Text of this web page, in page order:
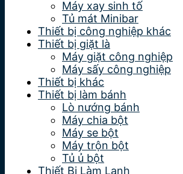
Máy xay sinh tố
Tủ mát Minibar
Thiết bị công nghiệp khác
Thiết bị giặt là
Máy giặt công nghiệp
Máy sấy công nghiệp
Thiết bị khác
Thiết bị làm bánh
Lò nướng bánh
Máy chia bột
Máy se bột
Máy trộn bột
Tủ ủ bột
Thiết Bị Làm Lạnh